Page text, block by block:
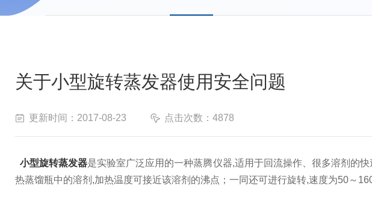
关于小型旋转蒸发器使用安全问题
更新时间：2017-08-23 点击次数：4878
小型旋转蒸发器是实验室广泛应用的一种蒸腾仪器,适用于回流操作、很多溶剂的
热蒸馏瓶中的溶剂,加热温度可接近该溶剂的沸点；一同还可进行旋转,速度为50～